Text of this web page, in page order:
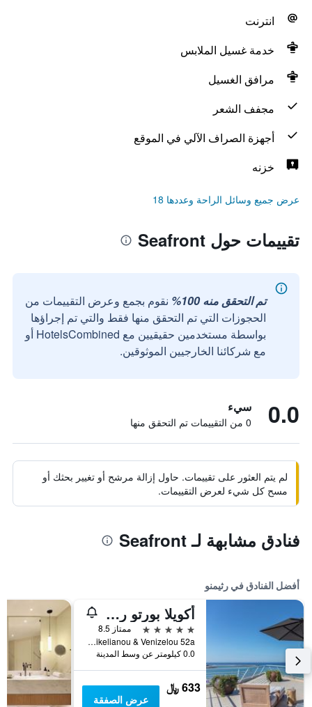
انترنت
خدمة غسيل الملابس
مرافق الغسيل
مجفف الشعر
أجهزة الصراف الآلي في الموقع
خزنه
عرض جميع وسائل الراحة وعددها 18
تقييمات حول Seafront
تم التحقق منه 100%
نقوم بجمع وعرض التقييمات من
الحجوزات التي تم التحقق منها فقط والتي تم إجراؤها
بواسطة مستخدمين حقيقيين مع HotelsCombined أو
مع شركائنا الخارجيين الموثوقين.
0.0 سيء
0 من التقييمات تم التحقق منها
لم يتم العثور على تقييمات. حاول إزالة مرشح أو تغيير بحثك أو
مسح كل شيء لعرض التقييمات.
فنادق مشابهة لـ Seafront
أفضل الفنادق في رثيمنو
أكويلا بورتو ريثيمنو
5 نجوم
ممتاز 8.5
Sikelianou & Venizelou 52a, رثيمنو, اليونان
0.0 كيلومتر عن وسط المدينة
633 ﷼
عرض الصفقة